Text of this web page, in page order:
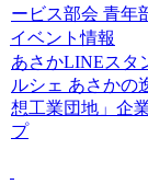
ービス部会 青年
イベント情報
あさかLINEスタ
ルシェ あさかの
想工業団地」企
プ